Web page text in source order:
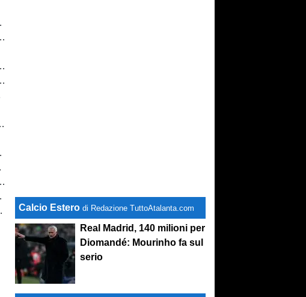
Calcio Estero di Redazione TuttoAtalanta.com
Real Madrid, 140 milioni per
Diomandé: Mourinho fa sul
serio